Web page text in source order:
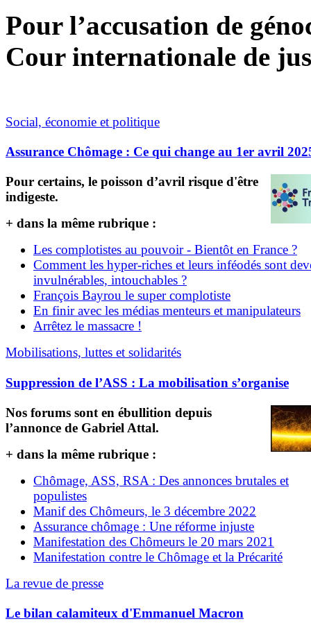
Pour l’accusation de
Cour internationale de
Social, économie et politique
Assurance Chômage : Ce qui change au 1er avril
Pour certains, le poisson d’avril risque d'être
indigeste.
+ dans la même rubrique :
Les complotistes au pouvoir - Bientôt en France ?
Comment les hyper-riches et leurs inféodés sont
invulnérables, intouchables ?
François Bayrou le super complotiste
En finir avec les médias menteurs et manipulateurs
Arrêtez le massacre !
Mobilisations, luttes et solidarités
Suppression de l’ASS : La mobilisation s’organise
Nos forums sont en ébullition depuis
l’annonce de Gabriel Attal.
+ dans la même rubrique :
Chômage, ASS, RSA : Des annonces brutales et
populistes
Manif des Chômeurs, le 3 décembre 2022
Assurance chômage : Une réforme injuste
Manifestation des Chômeurs le 20 mars 2021
Manifestation contre le Chômage et la Précarité
La revue de presse
Le bilan calamiteux d'Emmanuel Macron